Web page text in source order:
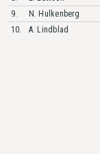
9.
N. Hulkenberg
10.
A. Lindblad